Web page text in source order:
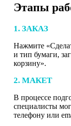
Этапы
1. ЗАКАЗ
Нажмите
и тип бумаги,
корзину».
2. МАКЕТ
В процессе
специалисты
телефону или